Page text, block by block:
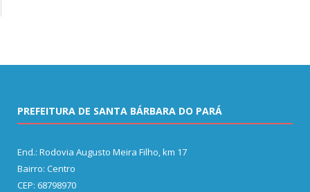
PREFEITURA DE SANTA BÁRBARA DO PARÁ
End.: Rodovia Augusto Meira Filho, km 17
Bairro: Centro
CEP: 68798970